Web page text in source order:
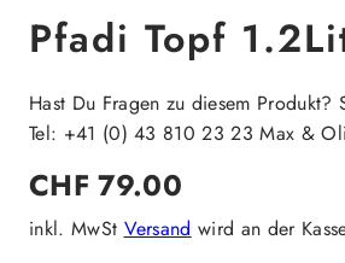
Pfadi Topf
Hast Du Fragen zu diesem Produkt?
Tel: +41 (0) 43 810 23 23 Max &
Regulärer
Preis
CHF 79.00
inkl. MwSt Versand wird an der